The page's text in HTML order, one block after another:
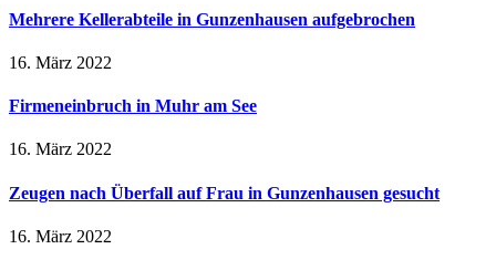
Mehrere Kellerabteile in Gunzenhausen aufgebrochen
16. März 2022
Firmeneinbruch in Muhr am See
16. März 2022
Zeugen nach Überfall auf Frau in Gunzenhausen gesucht
16. März 2022